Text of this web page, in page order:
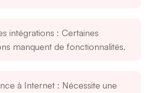
intégrations : Certaines
manquent de fonctionnalités.
à Internet : Nécessite une